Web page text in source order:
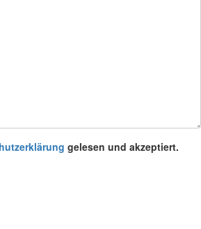
gelesen und akzeptiert.